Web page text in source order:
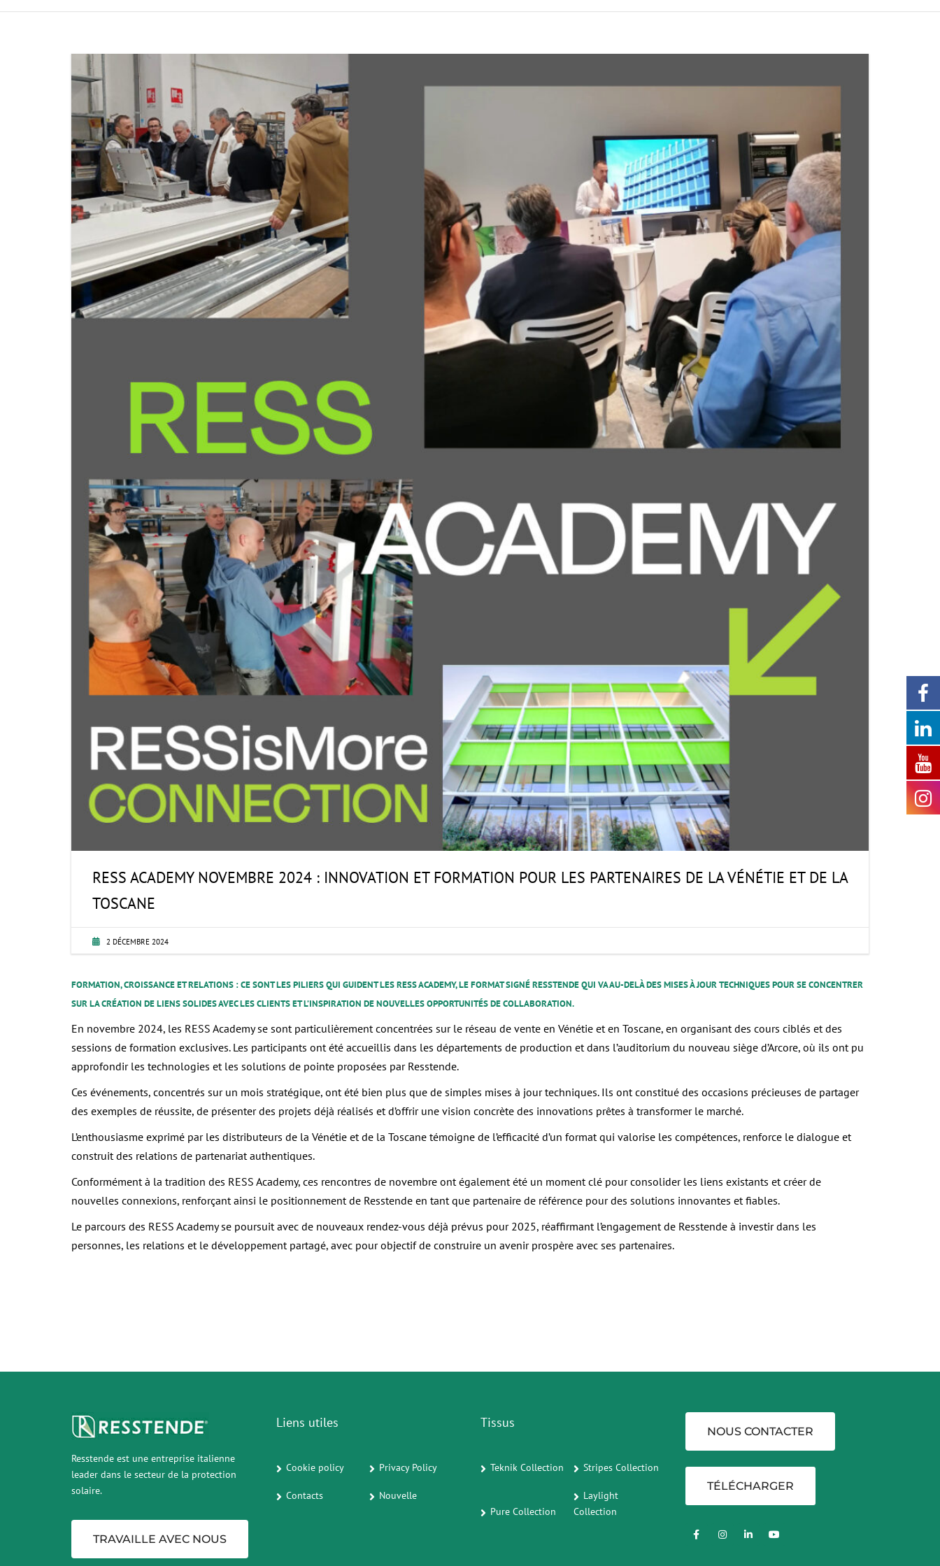
RESS ACADEMY NOVEMBRE 2024 : INNOVATION ET FORMATION POUR LES PARTENAIRES DE LA VÉNÉTIE ET DE LA
TOSCANE
2 DÉCEMBRE 2024
FORMATION, CROISSANCE ET RELATIONS : CE SONT LES PILIERS QUI GUIDENT LES RESS ACADEMY, LE FORMAT SIGNÉ RESSTENDE QUI VA AU-DELÀ DES MISES À JOUR TECHNIQUES POUR SE CONCENTRER
SUR LA CRÉATION DE LIENS SOLIDES AVEC LES CLIENTS ET L’INSPIRATION DE NOUVELLES OPPORTUNITÉS DE COLLABORATION.
En novembre 2024, les RESS Academy se sont particulièrement concentrées sur le réseau de vente en Vénétie et en Toscane, en organisant des cours ciblés et des
sessions de formation exclusives. Les participants ont été accueillis dans les départements de production et dans l’auditorium du nouveau siège d’Arcore, où ils ont pu
approfondir les technologies et les solutions de pointe proposées par Resstende.
Ces événements, concentrés sur un mois stratégique, ont été bien plus que de simples mises à jour techniques. Ils ont constitué des occasions précieuses de partager
des exemples de réussite, de présenter des projets déjà réalisés et d’offrir une vision concrète des innovations prêtes à transformer le marché.
L’enthousiasme exprimé par les distributeurs de la Vénétie et de la Toscane témoigne de l’efficacité d’un format qui valorise les compétences, renforce le dialogue et
construit des relations de partenariat authentiques.
Conformément à la tradition des RESS Academy, ces rencontres de novembre ont également été un moment clé pour consolider les liens existants et créer de
nouvelles connexions, renforçant ainsi le positionnement de Resstende en tant que partenaire de référence pour des solutions innovantes et fiables.
Le parcours des RESS Academy se poursuit avec de nouveaux rendez-vous déjà prévus pour 2025, réaffirmant l’engagement de Resstende à investir dans les
personnes, les relations et le développement partagé, avec pour objectif de construire un avenir prospère avec ses partenaires.
Resstende est une entreprise italienne
leader dans le secteur de la protection
solaire.
TRAVAILLE AVEC NOUS
Liens utiles
Cookie policy Privacy Policy
Contacts Nouvelle
Tissus
Teknik Collection Stripes Collection
Pure Collection
Laylight
Collection
NOUS CONTACTER
TÉLÉCHARGER